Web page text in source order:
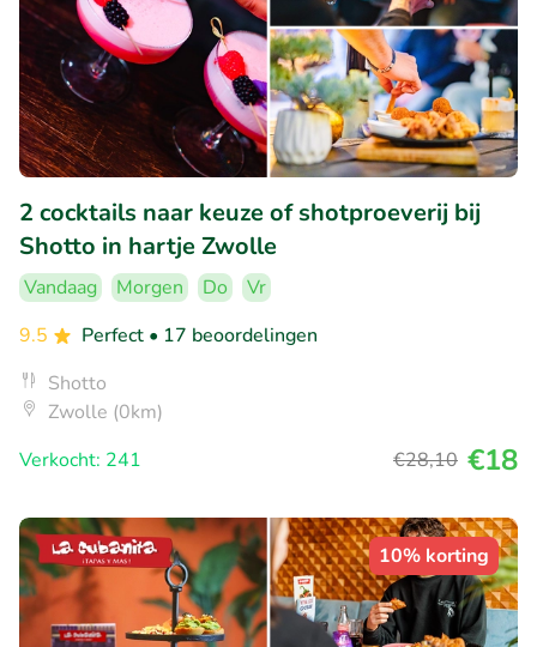
2 cocktails naar keuze of shotproeverij bij
Shotto in hartje Zwolle
Vandaag Morgen Do
Vr
9.5
Perfect • 17 beoordelingen
Shotto
Zwolle (0km)
Verkocht: 241
€28,10 €18
10% korting